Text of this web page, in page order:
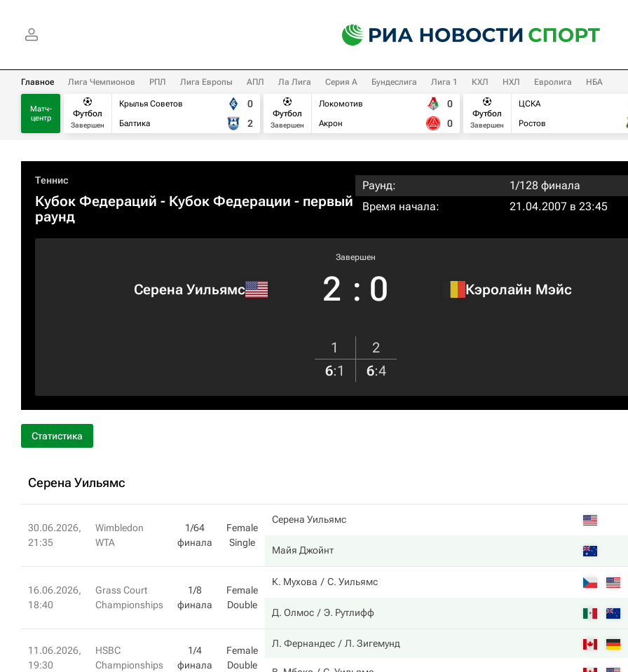
Главное Лига Чемпионов РПЛ Лига Европы АПЛ Ла Лига Серия А Бундеслига Лига 1 КХЛ НХЛ Евролига НБА
Матч-
центр
Футбол
Завершен
Крылья Советов
Балтика
0
2
Футбол
Завершен
Локомотив
Акрон
0
0
Футбол
Завершен
ЦСКА
Ростов
Теннис
Кубок Федераций - Кубок Федерации - первый
раунд
Раунд:
1/128 финала
Время начала:
21.04.2007 в 23:45
Серена Уильямс
Завершен
2 : 0 Кэролайн Мэйс
1
2
6:1 6:4
Статистика
Серена Уильямс
30.06.2026,
21:35
Wimbledon
WTA
1/64
финала
Female
Single
Серена Уильямс
Майя Джойнт
16.06.2026,
18:40
Grass Court
Championships
1/8
финала
Female
Double
К. Мухова С. Уильямс
Д. Олмос Э. Рутлифф
11.06.2026,
19:30
HSBC
Championships
1/4
финала
Female
Double
Л. Фернандес Л. Зигемунд